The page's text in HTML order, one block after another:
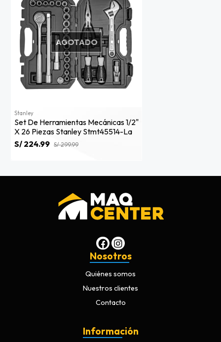
AGOTADO
Stanley
Set De Herramientas Mecánicas 1/2"
X 26 Piezas Stanley Stmt45514-La
S/ 224.99 S/ 299.99
Nosotros
Quiénes somos
Nuestros clientes
Contacto
Información